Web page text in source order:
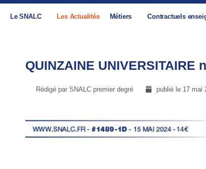
Le SNALC Les Actualités Métiers Contractuels
QUINZAINE UNIVERSITAIRE
Rédigé par SNALC premier degré publié le 17 mai